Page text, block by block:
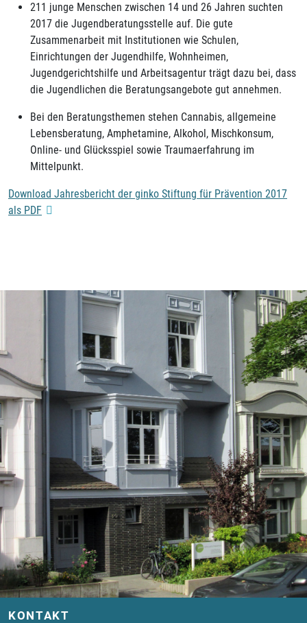
211 junge Menschen zwischen 14 und 26 Jahren suchten
2017 die Jugendberatungsstelle auf. Die gute
Zusammenarbeit mit Institutionen wie Schulen,
Einrichtungen der Jugendhilfe, Wohnheimen,
Jugendgerichtshilfe und Arbeitsagentur trägt dazu bei, dass
die Jugendlichen die Beratungsangebote gut annehmen.
Bei den Beratungsthemen stehen Cannabis, allgemeine
Lebensberatung, Amphetamine, Alkohol, Mischkonsum,
Online- und Glücksspiel sowie Traumaerfahrung im
Mittelpunkt.
Download Jahresbericht der ginko Stiftung für Prävention 2017
als PDF
KONTAKT